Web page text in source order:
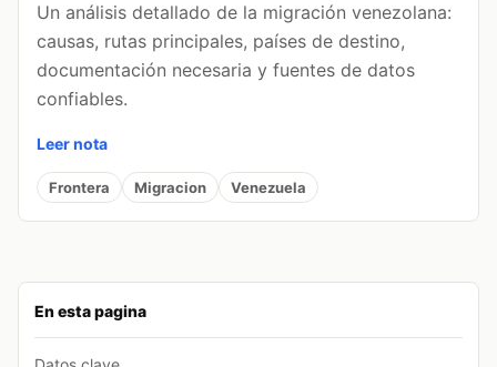
En esta pagina
Un análisis detallado de la migración venezolana:
causas, rutas principales, países de destino,
documentación necesaria y fuentes de datos
confiables.
Leer nota
Frontera Migracion Venezuela